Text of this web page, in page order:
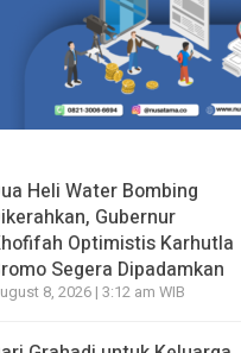
Heli Water Bombing
Gubernur
Optimistis Karhutla
Segera Dipadamkan
8, 2026 | 3:12 am WIB